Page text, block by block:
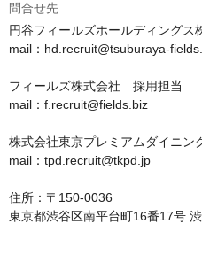
問合せ先
円谷フィールズホールディングス
mail：hd.recruit@tsuburaya-
フィールズ株式会社　採用担当
mail：f.recruit@fields.biz
株式会社東京プレミアムダイニン
mail：tpd.recruit@tkpd.jp
住所：〒150-0036
東京都渋谷区南平台町16番17号